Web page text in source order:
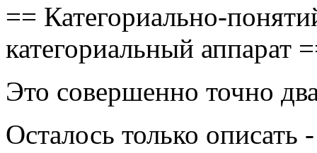
== Категориально-
категориальный аппарат
Это совершенно точно
Осталось только